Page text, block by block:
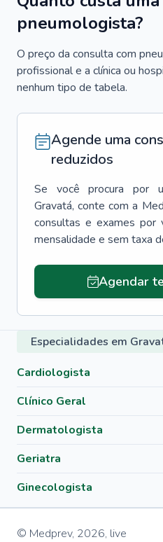
pneumologista?
O preço da consulta com
profissional e a clínica ou
nenhum tipo de tabela.
Agende uma
reduzidos
Se você procura por
Gravatá, conte com a
consultas e exames por
mensalidade e sem taxa
Agendar
Especialidades em
Cardiologista
Clínico Geral
Dermatologista
Geriatra
Ginecologista
© Medprev, 2026, live